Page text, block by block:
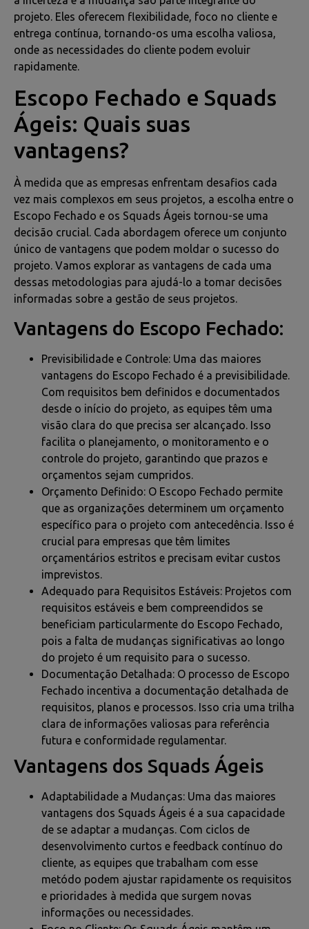
projeto. Eles oferecem flexibilidade, foco no cliente e
entrega contínua, tornando-os uma escolha valiosa,
onde as necessidades do cliente podem evoluir
rapidamente.
Escopo Fechado e Squads
Ágeis: Quais suas
vantagens?
À medida que as empresas enfrentam desafios cada
vez mais complexos em seus projetos, a escolha entre o
Escopo Fechado e os Squads Ágeis tornou-se uma
decisão crucial. Cada abordagem oferece um conjunto
único de vantagens que podem moldar o sucesso do
projeto. Vamos explorar as vantagens de cada uma
dessas metodologias para ajudá-lo a tomar decisões
informadas sobre a gestão de seus projetos.
Vantagens do Escopo Fechado:
Previsibilidade e Controle: Uma das maiores
vantagens do Escopo Fechado é a previsibilidade.
Com requisitos bem definidos e documentados
desde o início do projeto, as equipes têm uma
visão clara do que precisa ser alcançado. Isso
facilita o planejamento, o monitoramento e o
controle do projeto, garantindo que prazos e
orçamentos sejam cumpridos.
Orçamento Definido: O Escopo Fechado permite
que as organizações determinem um orçamento
específico para o projeto com antecedência. Isso é
crucial para empresas que têm limites
orçamentários estritos e precisam evitar custos
imprevistos.
Adequado para Requisitos Estáveis: Projetos com
requisitos estáveis e bem compreendidos se
beneficiam particularmente do Escopo Fechado,
pois a falta de mudanças significativas ao longo
do projeto é um requisito para o sucesso.
Documentação Detalhada: O processo de Escopo
Fechado incentiva a documentação detalhada de
requisitos, planos e processos. Isso cria uma trilha
clara de informações valiosas para referência
futura e conformidade regulamentar.
Vantagens dos Squads Ágeis
Adaptabilidade a Mudanças: Uma das maiores
vantagens dos Squads Ágeis é a sua capacidade
de se adaptar a mudanças. Com ciclos de
desenvolvimento curtos e feedback contínuo do
cliente, as equipes que trabalham com esse
metódo podem ajustar rapidamente os requisitos
e prioridades à medida que surgem novas
informações ou necessidades.